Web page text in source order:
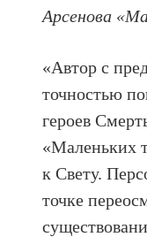
Арсенова
«Автор с
точностью
героев
«Маленьких
к Свету.
точке